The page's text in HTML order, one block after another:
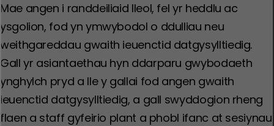
Mae angen i randdeiliaid lleol, fel yr heddlu ac
ysgolion, fod yn ymwybodol o ddulliau neu
weithgareddau gwaith ieuenctid datgysylltiedig.
Gall yr asiantaethau hyn ddarparu gwybodaeth
ynghylch pryd a lle y gallai fod angen gwaith
ieuenctid datgysylltiedig, a gall swyddogion rheng
flaen a staff gyfeirio plant a phobl ifanc at sesiynau